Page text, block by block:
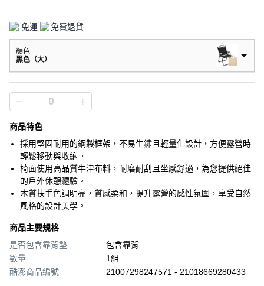
免運 免費退貨
顏色
黑色（大）
商品特色
採用堅固耐用的鋼製框架，不易生鏽且輕量化設計，方便露營時
輕鬆移動與收納。
椅面使用高品質牛津布料，耐磨耐刮且坐感舒適，為您提供絕佳
的戶外休憩體驗。
木質扶手色調明亮，質感柔和，提升露營的感性氛圍，享受自然
風格的設計美學。
商品主要規格
是否包含靠背墊
包含靠背
數量
1組
酷澎商品編號
21007298247571 - 21018669280433